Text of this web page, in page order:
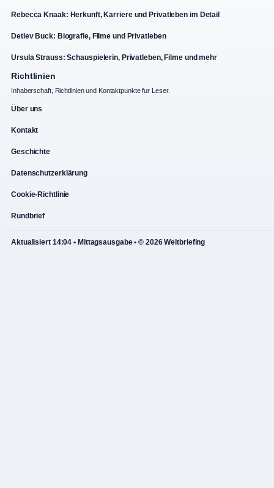
Rebecca Knaak: Herkunft, Karriere und Privatleben im Detail
Detlev Buck: Biografie, Filme und Privatleben
Ursula Strauss: Schauspielerin, Privatleben, Filme und mehr
Richtlinien
Inhaberschaft, Richtlinien und Kontaktpunkte fur Leser.
Über uns
Kontakt
Geschichte
Datenschutzerklärung
Cookie-Richtlinie
Rundbrief
Aktualisiert 14:04 • Mittagsausgabe • © 2026 Weltbriefing